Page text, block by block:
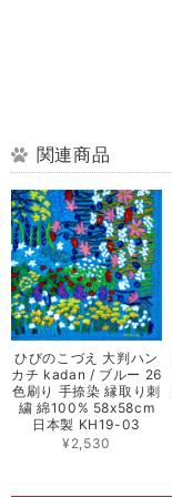
関連商品
ひびのこづえ 大判ハン
カチ kadan / ブルー 26
色刷り 手捺染 縁取り刺
繍 綿100% 58x58cm
日本製 KH19-03
¥2,530